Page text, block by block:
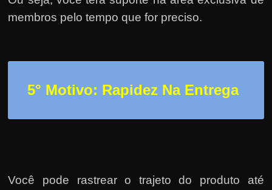
membros pelo tempo que for preciso.
5° Motivo: Rapidez Na Entrega
Você pode rastrear o trajeto do produto até